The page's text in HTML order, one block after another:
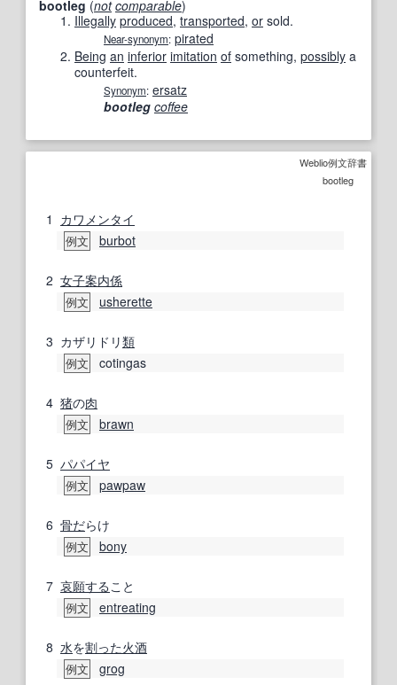
bootleg (not comparable)
Illegally produced, transported, or sold.
Near-synonym: pirated
Being an inferior imitation of something, possibly a
counterfeit.
Synonym: ersatz
bootleg coffee
Weblio例文辞書
bootleg
1 カワメンタイ
例文 burbot
2 女子案内係
例文 usherette
3 カザリドリ類
例文 cotingas
4 猪の肉
例文 brawn
5 パパイヤ
例文 pawpaw
6 骨だらけ
例文 bony
7 哀願する こと
例文 entreating
8 水を割った火酒
例文 grog